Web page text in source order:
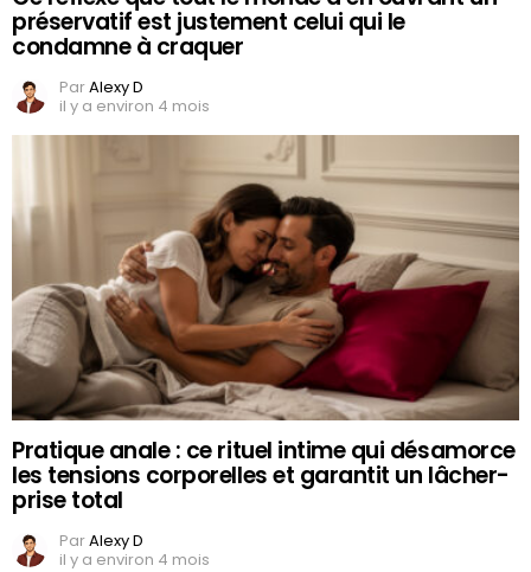
préservatif est justement celui qui le
condamne à craquer
ParAlexy D
il y a environ 4 mois
Pratique anale : ce rituel intime qui désamorce
les tensions corporelles et garantit un lâcher-
prise total
ParAlexy D
il y a environ 4 mois